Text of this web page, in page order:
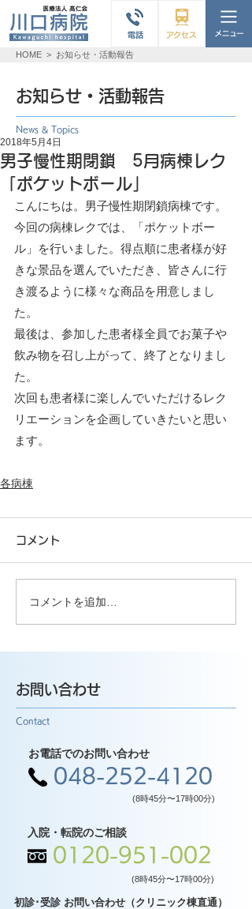
HOME > お知らせ・活動報告
お知らせ・活動報告
News & Topics
男子慢性期閉鎖 5月病棟レク
「ポケットボール」
2018年5月4日
こんにちは。男子慢性期閉鎖病棟です。
今回の病棟レクでは、「ポケットボー
ル」を行いました。得点順に患者様が好
きな景品を選んでいただき、皆さんに行
き渡るように様々な商品を用意しまし
た。
最後は、参加した患者様全員でお菓子や
飲み物を召し上がって、終了となりまし
た。
次回も患者様に楽しんでいただけるレク
リエーションを企画していきたいと思い
ます。
各病棟
コメント
コメントを追加…
お問い合わせ
Contact
お電話でのお問い合わせ
048-252-4120
(8時45分〜17時00分)
入院・転院のご相談
0120-951-002
(8時45分〜17時00分)
初診･受診 お問い合わせ（クリニック棟直通）